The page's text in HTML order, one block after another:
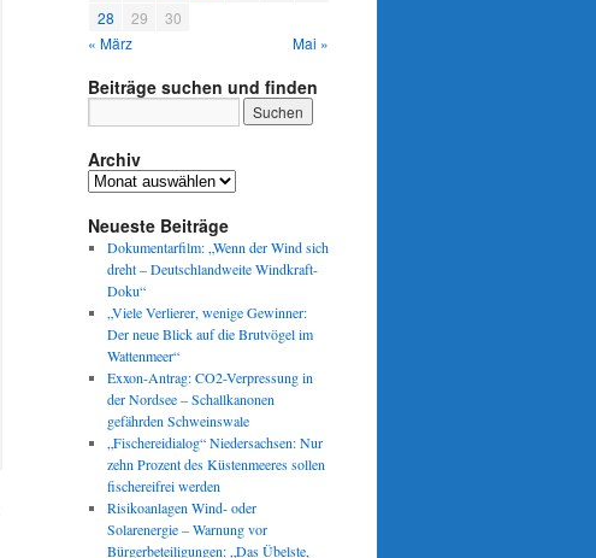
28
29
30
« März
Mai »
Beiträge suchen und finden
Archiv
Archiv
Neueste Beiträge
Dokumentarfilm: „Wenn der Wind sich
dreht – Deutschlandweite Windkraft-
Doku“
„Viele Verlierer, wenige Gewinner:
Der neue Blick auf die Brutvögel im
Wattenmeer“
Exxon-Antrag: CO2-Verpressung in
der Nordsee – Schallkanonen
gefährden Schweinswale
„Fischereidialog“ Niedersachsen: Nur
zehn Prozent des Küstenmeeres sollen
fischereifrei werden
Risikoanlagen Wind- oder
Solarenergie – Warnung vor
Bürgerbeteiligungen: „Das Übelste,